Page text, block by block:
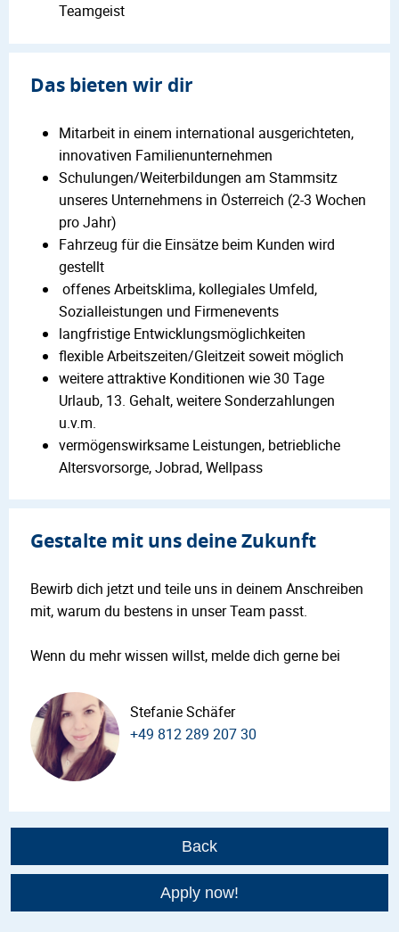
Teamgeist
Das bieten wir dir
Mitarbeit in einem international ausgerichteten,
innovativen Familienunternehmen
Schulungen/Weiterbildungen am Stammsitz
unseres Unternehmens in Österreich (2-3 Wochen
pro Jahr)
Fahrzeug für die Einsätze beim Kunden wird
gestellt
offenes Arbeitsklima, kollegiales Umfeld,
Sozialleistungen und Firmenevents
langfristige Entwicklungsmöglichkeiten
flexible Arbeitszeiten/Gleitzeit soweit möglich
weitere attraktive Konditionen wie 30 Tage
Urlaub, 13. Gehalt, weitere Sonderzahlungen
u.v.m.
vermögenswirksame Leistungen, betriebliche
Altersvorsorge, Jobrad, Wellpass
Gestalte mit uns deine Zukunft
Bewirb dich jetzt und teile uns in deinem Anschreiben
mit, warum du bestens in unser Team passt.
Wenn du mehr wissen willst, melde dich gerne bei
Stefanie Schäfer
+49 812 289 207 30
Back
Apply now!